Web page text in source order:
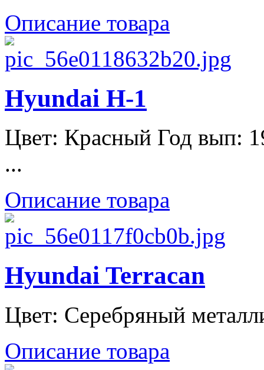
Описание товара
Hyundai H-1
Цвет: Красный Год вып:
...
Описание товара
Hyundai Terracan
Цвет: Серебряный
Описание товара